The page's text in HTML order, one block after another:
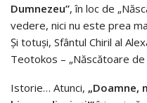
Dumnezeu”, în loc de
vedere, nici nu este prea
Și totuși, Sfântul Chiril al
Teotokos – „Născătoare de
Istorie… Atunci, „Doamne,